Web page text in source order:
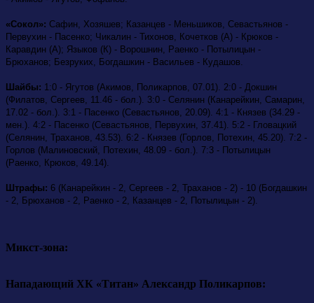
«Сокол»: Сафин, Хозяшев; Казанцев - Меньшиков, Севастьянов -
Первухин - Пасенко; Чикалин - Тихонов, Кочетков (А) - Крюков -
Каравдин (А); Языков (К) - Ворошнин, Раенко - Потылицын -
Брюханов; Безруких, Богдашкин - Васильев - Кудашов.
Шайбы: 1:0 - Ягутов (Акимов, Поликарпов, 07.01). 2:0 - Докшин
(Филатов, Сергеев, 11.46 - бол.). 3:0 - Селянин (Канарейкин, Самарин,
17.02 - бол.). 3:1 - Пасенко (Севастьянов, 20.09). 4:1 - Князев (34.29 -
мен.). 4:2 - Пасенко (Севастьянов, Первухин, 37.41). 5:2 - Гловацкий
(Селянин, Траханов, 43.53). 6:2 - Князев (Горлов, Потехин, 45.20). 7:2 -
Горлов (Малиновский, Потехин, 48.09 - бол.). 7:3 - Потылицын
(Раенко, Крюков, 49.14).
Штрафы: 6 (Канарейкин - 2, Сергеев - 2, Траханов - 2) - 10 (Богдашкин
- 2, Брюханов - 2, Раенко - 2, Казанцев - 2, Потылицын - 2).
Микст-зона:
Нападающий ХК «Титан» Александр Поликарпов: